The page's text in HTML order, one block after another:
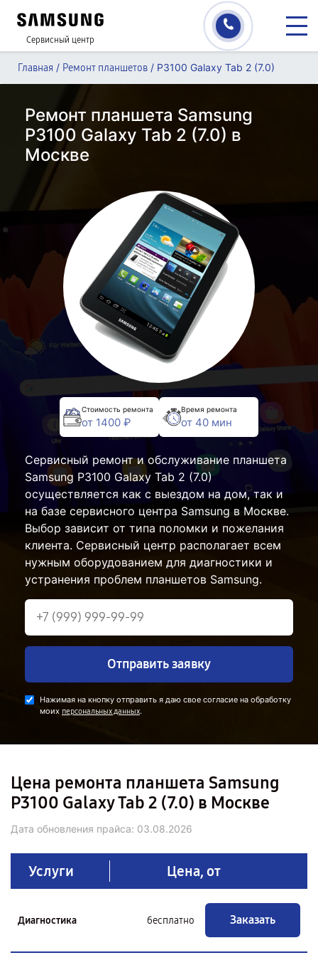
Сервисный центр
Главная / Ремонт планшетов / P3100 Galaxy Tab 2 (7.0)
Ремонт планшета Samsung
P3100 Galaxy Tab 2 (7.0) в
Москве
Стоимость ремонта
от 1400 ₽
Время ремонта
от 40 мин
Сервисный ремонт и обслуживание планшета
Samsung P3100 Galaxy Tab 2 (7.0)
осуществляется как с выездом на дом, так и
на базе сервисного центра Samsung в Москве.
Выбор зависит от типа поломки и пожелания
клиента. Сервисный центр располагает всем
нужным оборудованием для диагностики и
устранения проблем планшетов Samsung.
Отправить заявку
Нажимая на кнопку отправить я даю свое согласие на обработку
моих персональных данных.
Цена ремонта планшета Samsung
P3100 Galaxy Tab 2 (7.0) в Москве
Дата обновления прайса: 03.08.2026
Услуги Цена, от
Диагностика бесплатно Заказать